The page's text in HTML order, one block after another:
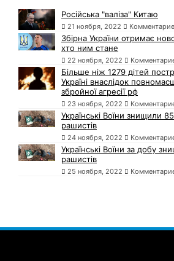
Російська "валіза" Китаю
21 ноября, 2022
Збірна України отримає
хто ним стане
22 ноября, 2022
Більше ніж 1279 дітей
Україні внаслідок
збройної агресії рф
23 ноября, 2022
Українські Воїни знищили
рашистів
24 ноября, 2022
Українські Воїни за добу
рашистів
25 ноября, 2022